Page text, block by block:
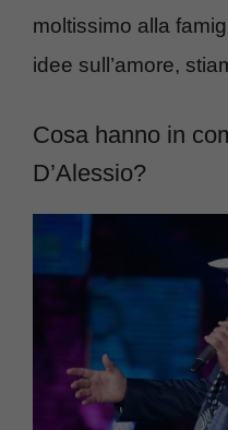
moltissimo alla
idee sull’amore,
Cosa hanno in
D’Alessio?